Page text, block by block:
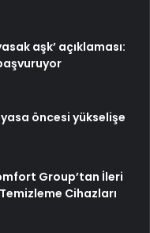
aşk’ açıklaması:
öncesi yükselişe
Group’tan İleri
Cihazları